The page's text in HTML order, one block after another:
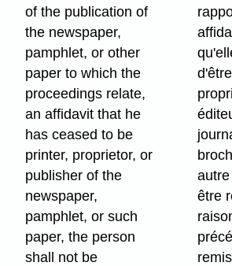
of the publication of
the newspaper,
pamphlet, or other
paper to which the
proceedings relate,
an affidavit that he
has ceased to be
printer, proprietor, or
publisher of the
newspaper,
pamphlet, or such
paper, the person
shall not be
être